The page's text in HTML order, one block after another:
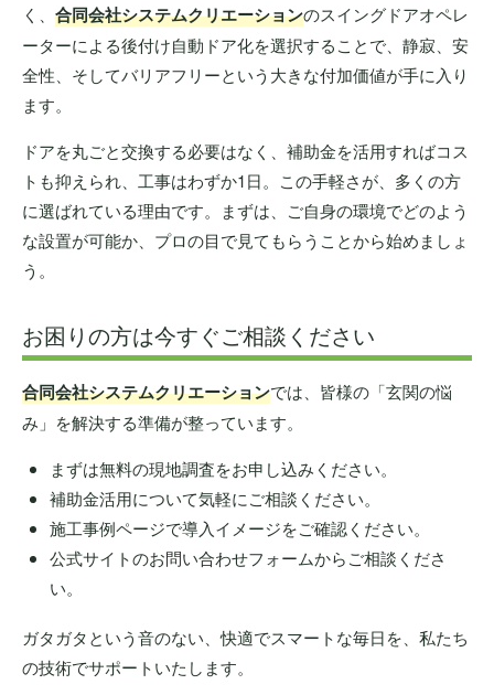
く、 合同会社システムクリエーションのスイングドアオペレ
ーターによる後付け自動ドア化を選択することで、静寂、安
全性、そしてバリアフリーという大きな付加価値が手に入り
ます。
ドアを丸ごと交換する必要はなく、補助金を活用すればコス
トも抑えられ、工事はわずか1日。この手軽さが、多くの方
に選ばれている理由です。まずは、ご自身の環境でどのよう
な設置が可能か、プロの目で見てもらうことから始めましょ
う。
お困りの方は今すぐご相談ください
合同会社システムクリエーションでは、皆様の「玄関の悩
み」を解決する準備が整っています。
まずは無料の現地調査をお申し込みください。
補助金活用について気軽にご相談ください。
施工事例ページで導入イメージをご確認ください。
公式サイトのお問い合わせフォームからご相談くださ
い。
ガタガタという音のない、快適でスマートな毎日を、私たち
の技術でサポートいたします。